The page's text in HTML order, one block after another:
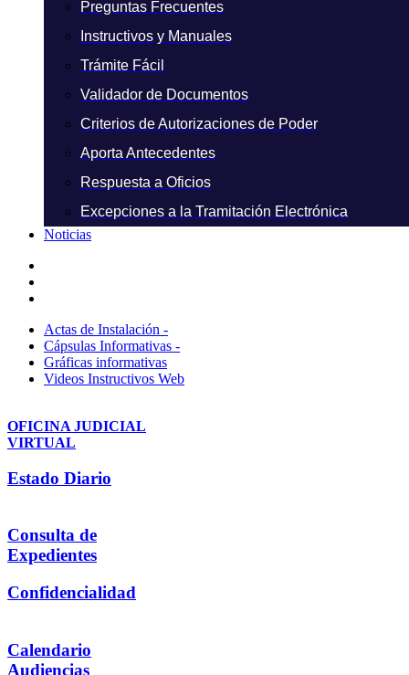
Preguntas Frecuentes
Instructivos y Manuales
Trámite Fácil
Validador de Documentos
Criterios de Autorizaciones de Poder
Aporta Antecedentes
Respuesta a Oficios
Excepciones a la Tramitación Electrónica
Noticias
Actas de Instalación -
Cápsulas Informativas -
Gráficas informativas
Videos Instructivos Web
OFICINA JUDICIAL
VIRTUAL
Estado Diario
Consulta de
Expedientes
Confidencialidad
Calendario
Audiencias